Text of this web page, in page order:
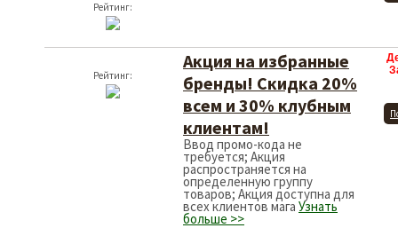
Рейтинг:
Рейтинг:
Акция на избранные
бренды! Скидка 20%
всем и 30% клубным
клиентам!
Ввод промо-кода не
требуется; Акция
распространяется на
определенную группу
товаров; Акция доступна для
всех клиентов мага Узнать
больше >>